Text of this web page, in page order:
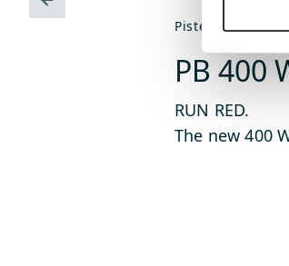
PistenBully
PB 400
RUN RED.
The new 400